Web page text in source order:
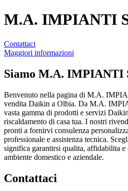
M.A. IMPIANTI
Contattaci
Maggiori informazioni
Siamo M.A. IMPIANTI
Benvenuto nella pagina di M.A.
vendita Daikin a Olbia. Da M.A.
vasta gamma di prodotti e servizi
riscaldamento di casa tua. I nostri
pronti a fornirvi consulenza
professionale e assistenza tecnica.
significa garantirsi qualita, affidabilita
ambiente domestico e aziendale.
Contattaci